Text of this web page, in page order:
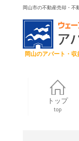
岡山市の不動産売却・不
岡山のアパート・
トップ
top